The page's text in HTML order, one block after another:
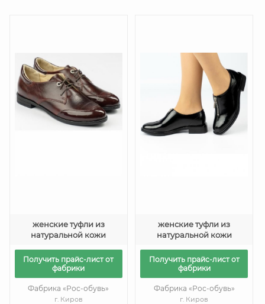
женские туфли из
натуральной кожи
Получить прайс-лист от
фабрики
Фабрика «Рос-обувь»
г. Киров
женские туфли из
натуральной кожи
Получить прайс-лист от
фабрики
Фабрика «Рос-обувь»
г. Киров